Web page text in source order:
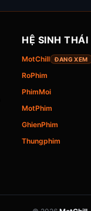
HỆ SINH THÁI
MotChill ĐANG XEM
RoPhim
PhimMoi
MotPhim
GhienPhim
Thungphim